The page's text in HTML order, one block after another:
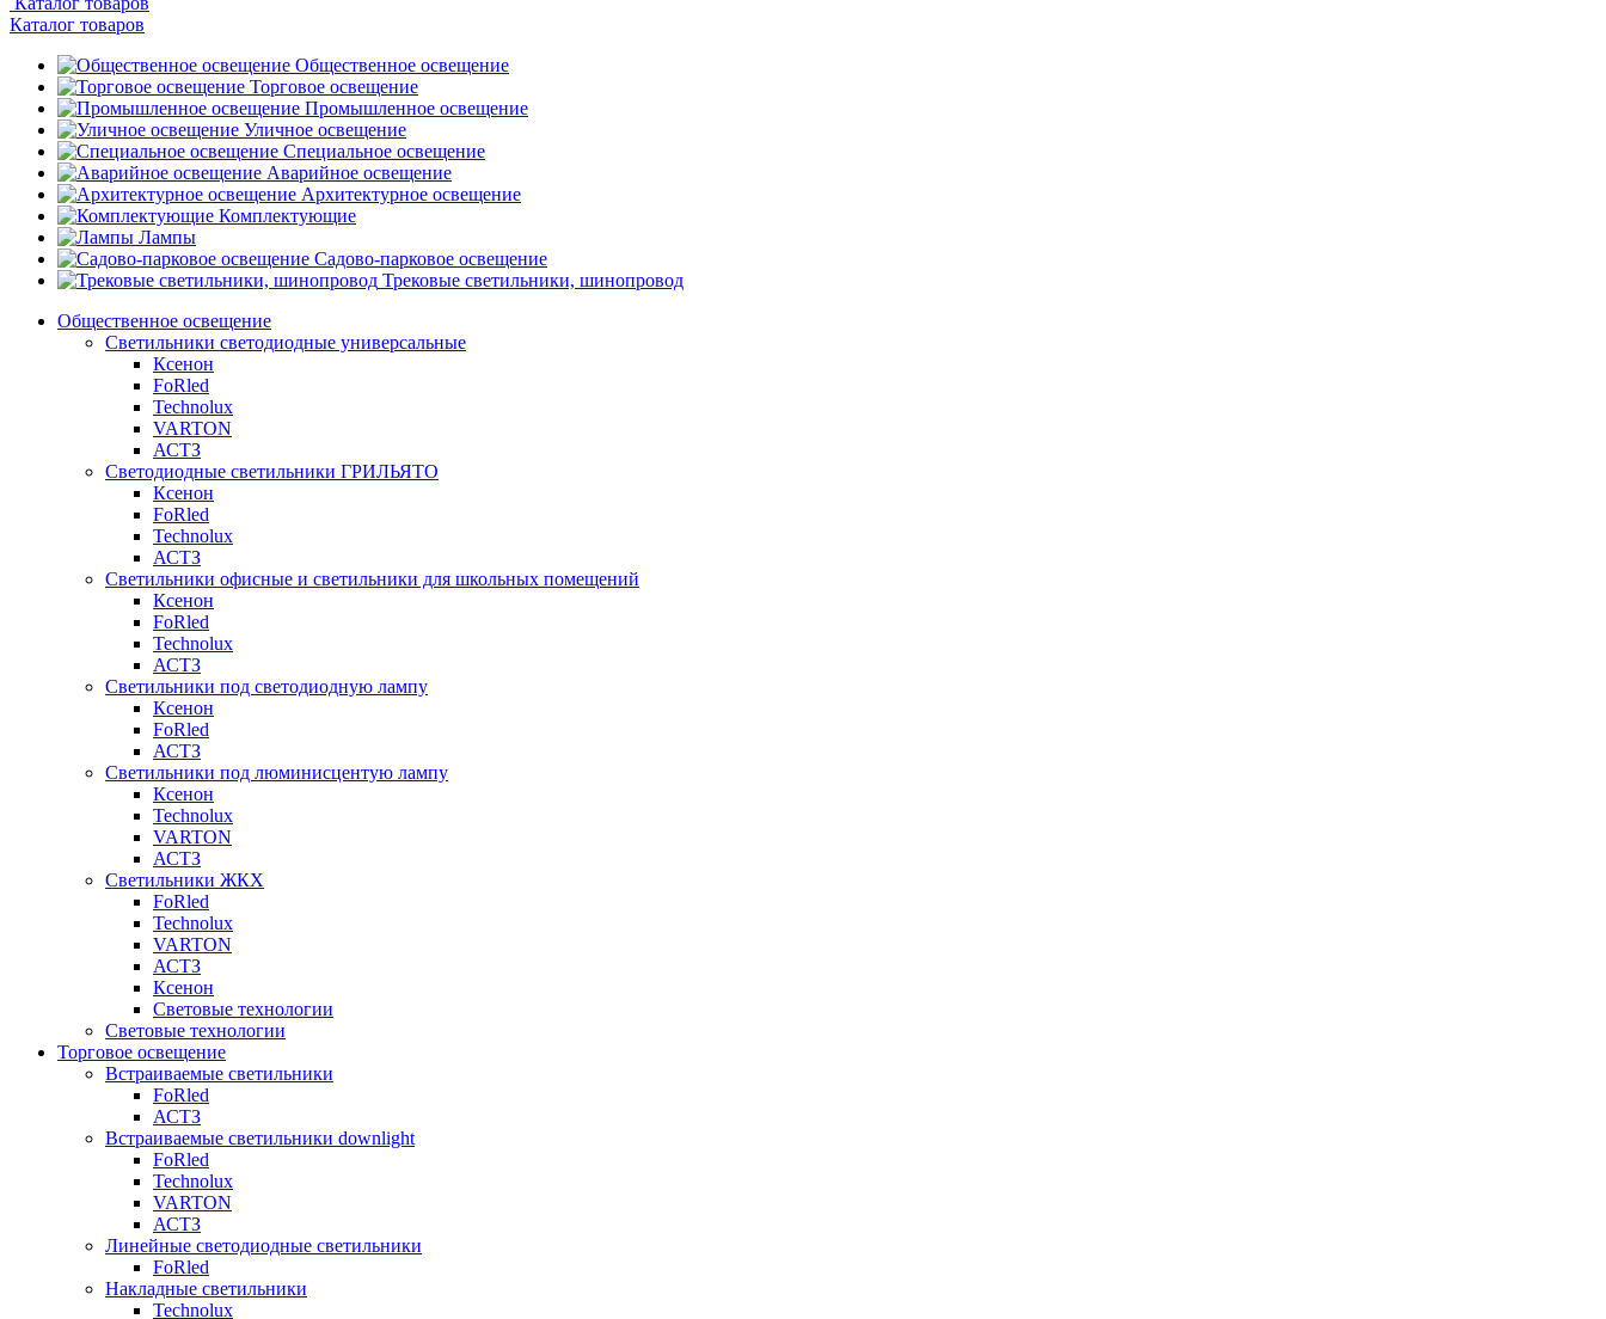
Каталог товаров
Общественное освещение
Торговое освещение
Промышленное освещение
Уличное освещение
Специальное освещение
Аварийное освещение
Архитектурное освещение
Комплектующие
Лампы
Садово-парковое освещение
Трековые светильники, шинопровод
Общественное освещение
Светильники светодиодные универсальные
Ксенон
FoRled
Technolux
VARTON
АСТЗ
Светодиодные светильники ГРИЛЬЯТО
Ксенон
FoRled
Technolux
АСТЗ
Светильники офисные и светильники для школьных помещений
Ксенон
FoRled
Technolux
АСТЗ
Светильники под светодиодную лампу
Ксенон
FoRled
АСТЗ
Светильники под люминисцентую лампу
Ксенон
Technolux
VARTON
АСТЗ
Светильники ЖКХ
FoRled
Technolux
VARTON
АСТЗ
Ксенон
Световые технологии
Световые технологии
Торговое освещение
Встраиваемые светильники
FoRled
АСТЗ
Встраиваемые светильники downlight
FoRled
Technolux
VARTON
АСТЗ
Линейные светодиодные светильники
FoRled
Накладные светильники
Technolux